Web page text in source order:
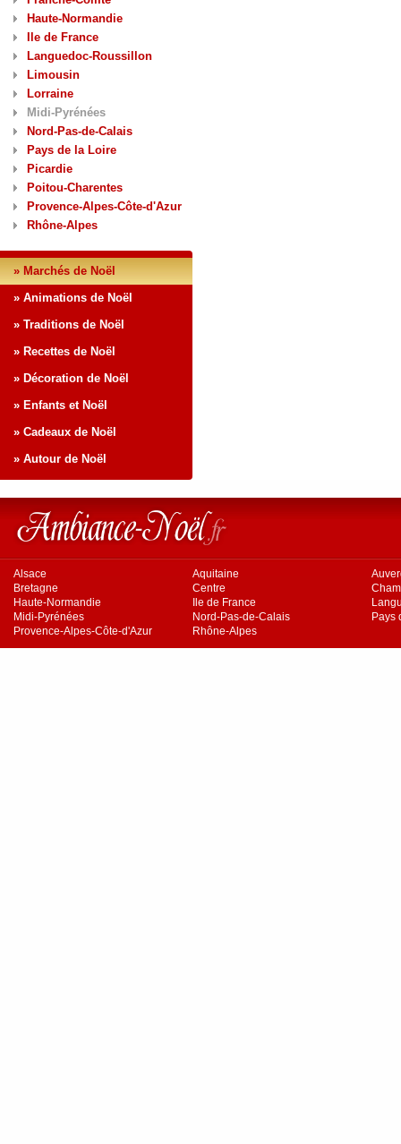
Haute-Normandie
Ile de France
Languedoc-Roussillon
Limousin
Lorraine
Midi-Pyrénées
Nord-Pas-de-Calais
Pays de la Loire
Picardie
Poitou-Charentes
Provence-Alpes-Côte-d'Azur
Rhône-Alpes
» Marchés de Noël
» Animations de Noël
» Traditions de Noël
» Recettes de Noël
» Décoration de Noël
» Enfants et Noël
» Cadeaux de Noël
» Autour de Noël
Alsace Aquitaine
Bretagne
Centre
Haute-Normandie
Ile de France
Midi-Pyrénées
Nord-Pas-de-Calais
Pays
Provence-Alpes-Côte-d'Azur
Rhône-Alpes